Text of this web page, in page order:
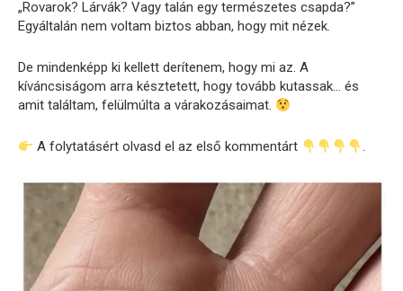
„Rovarok? Lárvák? Vagy talán egy természetes csapda?”
Egyáltalán nem voltam biztos abban, hogy mit nézek.
De mindenképp ki kellett derítenem, hogy mi az. A
kíváncsiságom arra késztetett, hogy tovább kutassak… és
amit találtam, felülmúlta a várakozásaimat.
A folytatásért olvasd el az első kommentárt .